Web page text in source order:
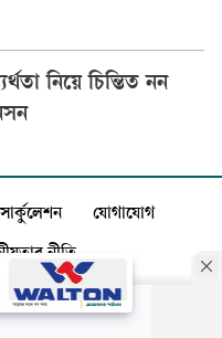
নিয়ে চিন্তিত নন
সার্কুলেশন যোগাযোগ
নীতি